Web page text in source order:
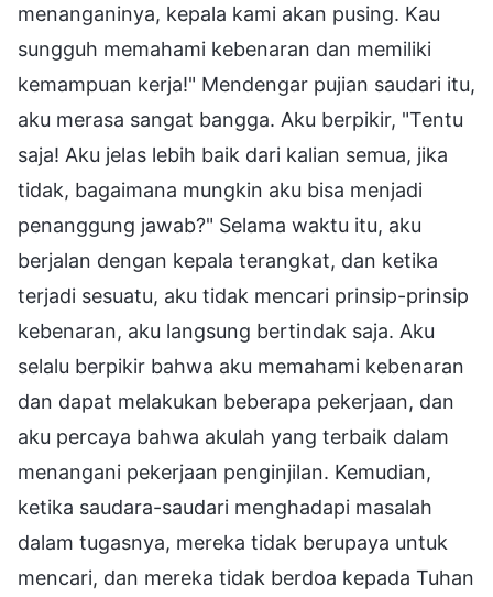
menanganinya, kepala kami akan pusing. Kau
sungguh memahami kebenaran dan memiliki
kemampuan kerja!" Mendengar pujian saudari itu,
aku merasa sangat bangga. Aku berpikir, "Tentu
saja! Aku jelas lebih baik dari kalian semua, jika
tidak, bagaimana mungkin aku bisa menjadi
penanggung jawab?" Selama waktu itu, aku
berjalan dengan kepala terangkat, dan ketika
terjadi sesuatu, aku tidak mencari prinsip-prinsip
kebenaran, aku langsung bertindak saja. Aku
selalu berpikir bahwa aku memahami kebenaran
dan dapat melakukan beberapa pekerjaan, dan
aku percaya bahwa akulah yang terbaik dalam
menangani pekerjaan penginjilan. Kemudian,
ketika saudara-saudari menghadapi masalah
dalam tugasnya, mereka tidak berupaya untuk
mencari, dan mereka tidak berdoa kepada Tuhan